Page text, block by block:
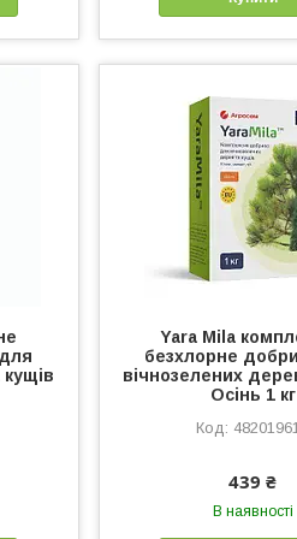
Yara Mila
безхлорне
вічнозелених
Осінь 1 кг
439 ₴
В наявності